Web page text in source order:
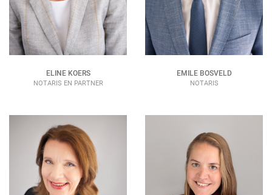
ELINE KOERS
NOTARIS EN PARTNER
EMILE BOSVELD
NOTARIS